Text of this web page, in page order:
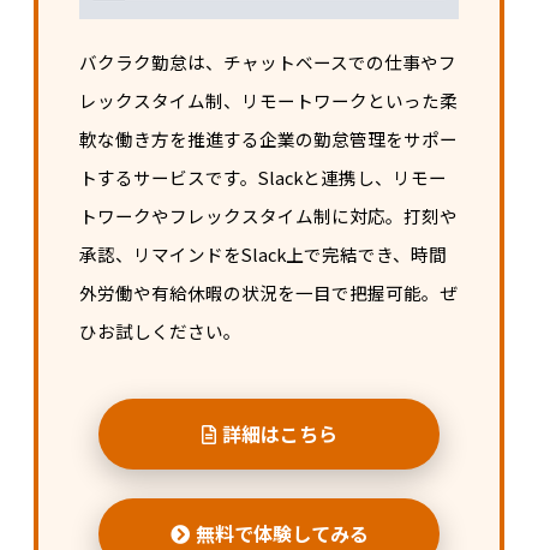
バクラク勤怠は、チャットベースでの仕事やフ
レックスタイム制、リモートワークといった柔
軟な働き方を推進する企業の勤怠管理をサポー
トするサービスです。Slackと連携し、リモー
トワークやフレックスタイム制に対応。打刻や
承認、リマインドをSlack上で完結でき、時間
外労働や有給休暇の状況を一目で把握可能。ぜ
ひお試しください。
詳細はこちら
無料で体験してみる